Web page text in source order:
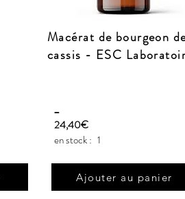
Macérat de bourgeon
cassis - ESC
_
24,40€
en stock : 1
Ajouter au panier